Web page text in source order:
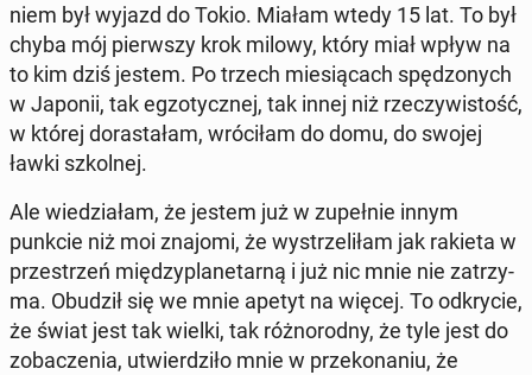
niem był wyjazd do Tokio. Miałam wtedy 15 lat. To był
chyba mój pierw­szy krok milowy, który miał wpływ na
to kim dziś jestem. Po trzech mie­sią­cach spę­dzo­nych
w Japonii, tak eg­zo­tycz­nej, tak innej niż rze­czy­wi­stość,
w której do­ra­sta­łam, wró­ci­łam do domu, do swojej
ławki szkol­nej.
Ale wie­dzia­łam, że jestem już w zu­peł­nie innym
punkcie niż moi znajomi, że wy­strze­li­łam jak rakieta w
prze­strzeń mię­dzy­pla­ne­tar­ną i już nic mnie nie za­trzy­
ma. Obudził się we mnie apetyt na więcej. To od­kry­cie,
że świat jest tak wielki, tak róż­no­rod­ny, że tyle jest do
zo­ba­cze­nia, utwier­dzi­ło mnie w prze­ko­na­niu, że